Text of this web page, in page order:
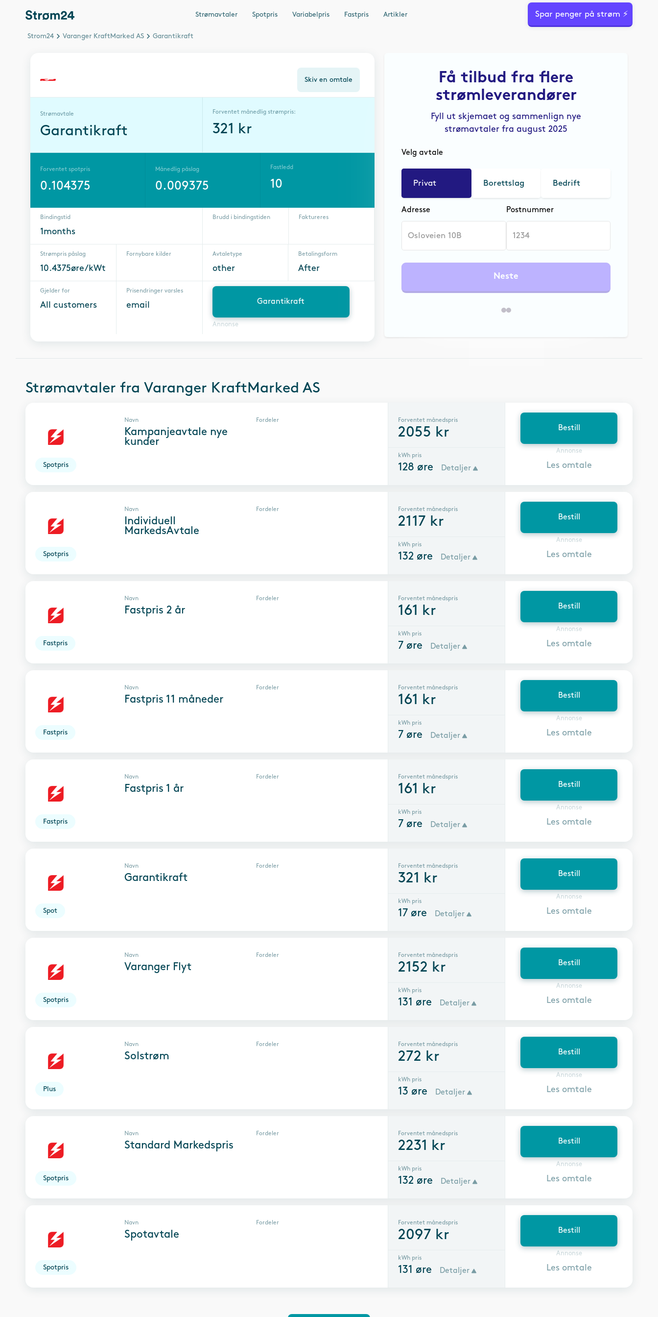
Strømavtaler Spotpris Variabelpris Fastpris Artikler Spar penger på strøm ⚡
Strom24 Varanger KraftMarked AS Garantikraft
Skiv en omtale
Strømavtale
Garantikraft
Forventet månedlig strømpris:
321 kr
Forventet spotpris
0.104375
Månedlig påslag
0.009375
Fastledd
10
Bindingstid
1months
Brudd i bindingstiden Faktureres
Strømpris påslag
10.4375øre/kWt
Fornybare kilder Avtaletype
other
Betalingsform
After
Gjelder for
All customers
Prisendringer varsles
email Garantikraft
Annonse
Få tilbud fra flere
strømleverandører
Fyll ut skjemaet og sammenlign nye
strømavtaler fra august 2025
Velg avtale
Privat Borettslag Bedrift
Adresse Postnummer
Neste
Strømavtaler fra Varanger KraftMarked AS
Spotpris
Navn
Kampanjeavtale nye
kunder
Fordeler Forventet månedspris
2055 kr
kWh pris
128 øre Detaljer
Bestill
Annonse
Les omtale
Spotpris
Navn
Individuell
MarkedsAvtale
Fordeler Forventet månedspris
2117 kr
kWh pris
132 øre Detaljer
Bestill
Annonse
Les omtale
Fastpris
Navn
Fastpris 2 år
Fordeler Forventet månedspris
161 kr
kWh pris
7 øre Detaljer
Bestill
Annonse
Les omtale
Fastpris
Navn
Fastpris 11 måneder
Fordeler Forventet månedspris
161 kr
kWh pris
7 øre Detaljer
Bestill
Annonse
Les omtale
Fastpris
Navn
Fastpris 1 år
Fordeler Forventet månedspris
161 kr
kWh pris
7 øre Detaljer
Bestill
Annonse
Les omtale
Spot
Navn
Garantikraft
Fordeler Forventet månedspris
321 kr
kWh pris
17 øre Detaljer
Bestill
Annonse
Les omtale
Spotpris
Navn
Varanger Flyt
Fordeler Forventet månedspris
2152 kr
kWh pris
131 øre Detaljer
Bestill
Annonse
Les omtale
Plus
Navn
Solstrøm
Fordeler Forventet månedspris
272 kr
kWh pris
13 øre Detaljer
Bestill
Annonse
Les omtale
Spotpris
Navn
Standard Markedspris
Fordeler Forventet månedspris
2231 kr
kWh pris
132 øre Detaljer
Bestill
Annonse
Les omtale
Spotpris
Navn
Spotavtale
Fordeler Forventet månedspris
2097 kr
kWh pris
131 øre Detaljer
Bestill
Annonse
Les omtale